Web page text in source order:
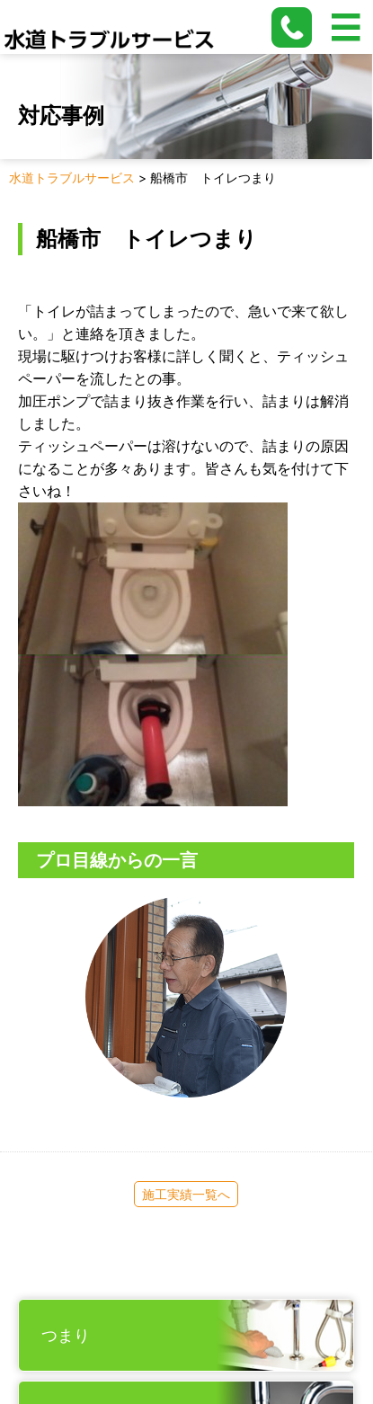
対応事例
水道トラブルサービス > 船橋市 トイレつまり
船橋市 トイレつまり
「トイレが詰まってしまったので、急いで来て欲し
い。」と連絡を頂きました。
現場に駆けつけお客様に詳しく聞くと、ティッシュ
ペーパーを流したとの事。
加圧ポンプで詰まり抜き作業を行い、詰まりは解消
しました。
ティッシュペーパーは溶けないので、詰まりの原因
になることが多々あります。皆さんも気を付けて下
さいね！
プロ目線からの一言
施工実績一覧へ
つまり